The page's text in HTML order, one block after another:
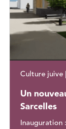
Culture juive
Un
Sarcelles
Inauguration